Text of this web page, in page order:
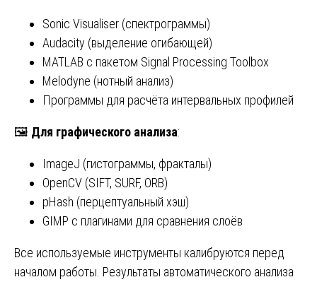
Sonic Visualiser (спектрограммы)
Audacity (выделение огибающей)
MATLAB с пакетом Signal Processing Toolbox
Melodyne (нотный анализ)
Программы для расчёта интервальных профилей
🖼️ Для графического анализа:
ImageJ (гистограммы, фракталы)
OpenCV (SIFT, SURF, ORB)
pHash (перцептуальный хэш)
GIMP с плагинами для сравнения слоёв
Все используемые инструменты калибруются перед
началом работы. Результаты автоматического анализа